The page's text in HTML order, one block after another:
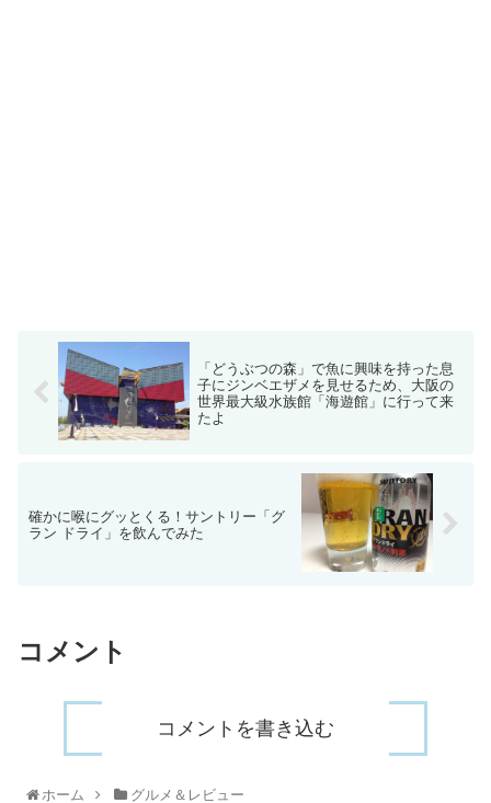
「どうぶつの森」で魚に興味を持った息
子にジンベエザメを見せるため、大阪の
世界最大級水族館「海遊館」に行って来
たよ
確かに喉にグッとくる！サントリー「グ
ラン ドライ」を飲んでみた
コメント
コメントを書き込む
ホーム グルメ＆レビュー